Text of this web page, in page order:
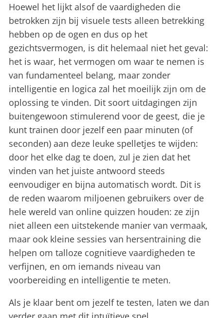
Hoewel het lijkt alsof de vaardigheden die
betrokken zijn bij visuele tests alleen betrekking
hebben op de ogen en dus op het
gezichtsvermogen, is dit helemaal niet het geval:
het is waar, het vermogen om waar te nemen is
van fundamenteel belang, maar zonder
intelligentie en logica zal het moeilijk zijn om de
oplossing te vinden. Dit soort uitdagingen zijn
buitengewoon stimulerend voor de geest, die je
kunt trainen door jezelf een paar minuten (of
seconden) aan deze leuke spelletjes te wijden:
door het elke dag te doen, zul je zien dat het
vinden van het juiste antwoord steeds
eenvoudiger en bijna automatisch wordt. Dit is
de reden waarom miljoenen gebruikers over de
hele wereld van online quizzen houden: ze zijn
niet alleen een uitstekende manier van vermaak,
maar ook kleine sessies van hersentraining die
helpen om talloze cognitieve vaardigheden te
verfijnen, en om iemands niveau van
voorbereiding en intelligentie te meten.
Als je klaar bent om jezelf te testen, laten we dan